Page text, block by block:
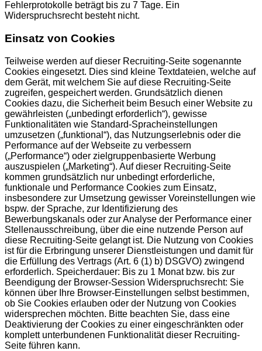
Fehlerprotokolle beträgt bis zu 7 Tage. Ein
Widerspruchsrecht besteht nicht.
Einsatz von Cookies
Teilweise werden auf dieser Recruiting-Seite sogenannte
Cookies eingesetzt. Dies sind kleine Textdateien, welche auf
dem Gerät, mit welchem Sie auf diese Recruiting-Seite
zugreifen, gespeichert werden. Grundsätzlich dienen
Cookies dazu, die Sicherheit beim Besuch einer Website zu
gewährleisten („unbedingt erforderlich“), gewisse
Funktionalitäten wie Standard-Spracheinstellungen
umzusetzen („funktional“), das Nutzungserlebnis oder die
Performance auf der Webseite zu verbessern
(„Performance“) oder zielgruppenbasierte Werbung
auszuspielen („Marketing“). Auf dieser Recruiting-Seite
kommen grundsätzlich nur unbedingt erforderliche,
funktionale und Performance Cookies zum Einsatz,
insbesondere zur Umsetzung gewisser Voreinstellungen wie
bspw. der Sprache, zur Identifizierung des
Bewerbungskanals oder zur Analyse der Performance einer
Stellenausschreibung, über die eine nutzende Person auf
diese Recruiting-Seite gelangt ist. Die Nutzung von Cookies
ist für die Erbringung unserer Dienstleistungen und damit für
die Erfüllung des Vertrags (Art. 6 (1) b) DSGVO) zwingend
erforderlich. Speicherdauer: Bis zu 1 Monat bzw. bis zur
Beendigung der Browser-Session Widerspruchsrecht: Sie
können über Ihre Browser-Einstellungen selbst bestimmen,
ob Sie Cookies erlauben oder der Nutzung von Cookies
widersprechen möchten. Bitte beachten Sie, dass eine
Deaktivierung der Cookies zu einer eingeschränkten oder
komplett unterbundenen Funktionalität dieser Recruiting-
Seite führen kann.